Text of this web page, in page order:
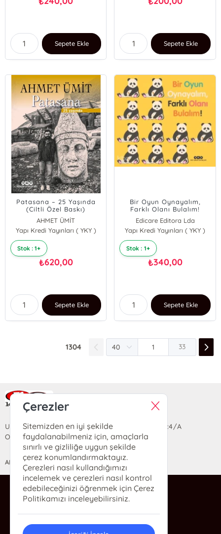
Sepete Ekle Sepete Ekle
Patasana – 25 Yaşında
(Ciltli Özel Baskı)
AHMET ÜMİT
Yapı Kredi Yayınları ( YKY )
Stok : 1+
₺620,00
Sepete Ekle
Bir Oyun Oynayalım,
Farklı Olanı Bulalım!
(Ciltli)
Edicare Editora Lda
Yapı Kredi Yayınları ( YKY )
Stok : 1+
₺340,00
Sepete Ekle
1304 33
Ra Yayın Kitabevi
Uzun Sokak Saray Çarşısı Lara Sineması Girişi No:4/A
Ortahisar/TRABZON
ANASAYFA YARDIM İLETİŞİM
ra@rakitap.com
0(462) 326 49 71
Çerezler
Sitemizden en iyi şekilde
faydalanabilmeniz için, amaçlarla
sınırlı ve gizliliğe uygun şekilde
çerez konumlandırmaktayız.
Çerezleri nasıl kullandığımızı
incelemek ve çerezleri nasıl kontrol
edebileceğinizi öğrenmek için Çerez
Politikamızı inceleyebilirsiniz.